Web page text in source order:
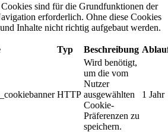
sind für die Grundfunktionen der
erforderlich. Ohne diese Cookies
Inhalte nicht richtig aufgebaut werden.
Typ Beschreibung
HTTP
Wird benötigt,
um die vom
Nutzer
ausgewählten
Cookie-
Präferenzen zu
speichern.
1 Jahr